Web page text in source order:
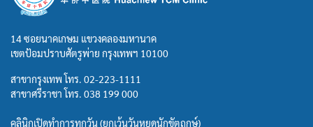
14 ซอยนาคเกษม แขวงคลองมหานาค
เขตป้อมปราบศัตรูพ่าย กรุงเทพฯ 10100
สาขากรุงเทพ โทร. 02-223-1111
สาขาศรีราชา โทร. 038 199 000
คลินิกเปิดทำการทุกวัน (ยกเว้นวันหยุดนักขัตฤกษ์)